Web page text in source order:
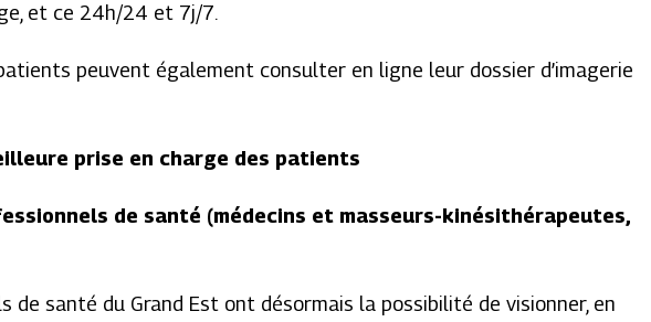
et ce 24h/24 et 7j/7.
peuvent également consulter en ligne leur dossier d’imagerie
prise en charge des patients
de santé (médecins et masseurs-kinésithérapeutes,
de santé du Grand Est ont désormais la possibilité de visionner, en